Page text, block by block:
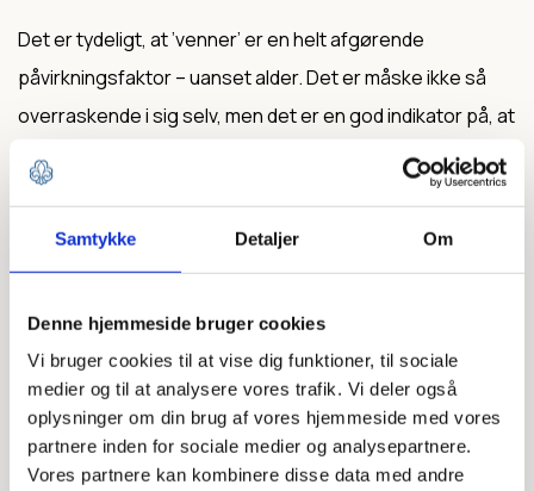
Samtykke Detaljer Om
Denne hjemmeside bruger cookies
Vi bruger cookies til at vise dig funktioner, til sociale
medier og til at analysere vores trafik. Vi deler også
oplysninger om din brug af vores hjemmeside med vores
partnere inden for sociale medier og analysepartnere.
Vores partnere kan kombinere disse data med andre
Det er tydeligt, at ’venner’ er en helt afgørende
påvirkningsfaktor – uanset alder. Det er måske ikke så
overraskende i sig selv, men det er en god indikator på, at
hvis I vil have flere børn og unge til at interessere sig for
spejder, så er det god idé at fokusere på jeres
nuværende spejderes venner.
”Alle skal have en ven, der er spejder.” Sådan lyder
Spejdernes vision. Og alle spejdere har en ven. Derfor
har flere grupper også haft succes med en årlig
Vennedag. Her tager spejderne én eller flere venner med